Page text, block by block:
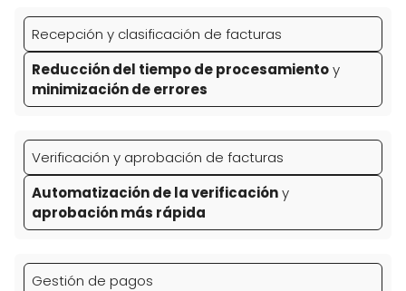
Recepción y clasificación de facturas
Reducción del tiempo de procesamientoy
minimización de errores
Verificación y aprobación de facturas
Automatización de la verificacióny
aprobación más rápida
Gestión de pagos